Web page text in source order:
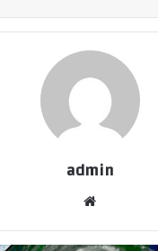
admin